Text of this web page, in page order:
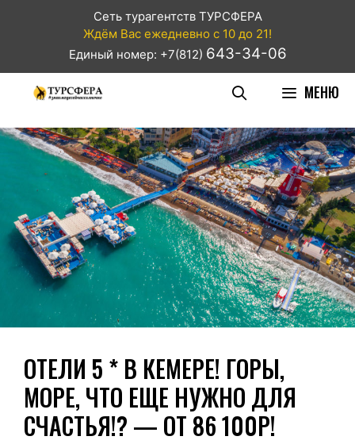
Сеть турагентств ТУРСФЕРА
Ждём Вас ежедневно с 10 до 21!
Единый номер: +7(812) 643-34-06
МЕНЮ
ОТЕЛИ 5 * В КЕМЕРЕ! ГОРЫ,
МОРЕ, ЧТО ЕЩЕ НУЖНО ДЛЯ
СЧАСТЬЯ!? — ОТ 86 100Р!